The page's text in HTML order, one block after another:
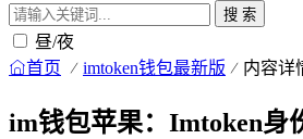
搜 索
昼/夜
首页 imtoken钱包最新版 内容详
im钱包苹果：Imtoken身